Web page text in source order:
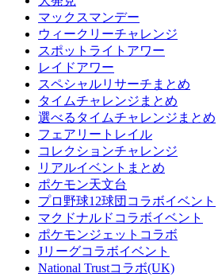
マックスマンデー
ウィークリーチャレンジ
スポットライトアワー
レイドアワー
スペシャルリサーチまとめ
タイムチャレンジまとめ
選べるタイムチャレンジまとめ
フェアリートレイル
コレクションチャレンジ
リアルイベントまとめ
ポケモン天文台
プロ野球12球団コラボイベント
マクドナルドコラボイベント
ポケモンジェットコラボ
Jリーグコラボイベント
National Trustコラボ(UK)